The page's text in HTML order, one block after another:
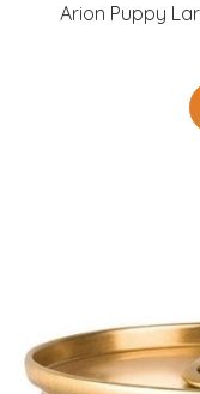
Arion Puppy